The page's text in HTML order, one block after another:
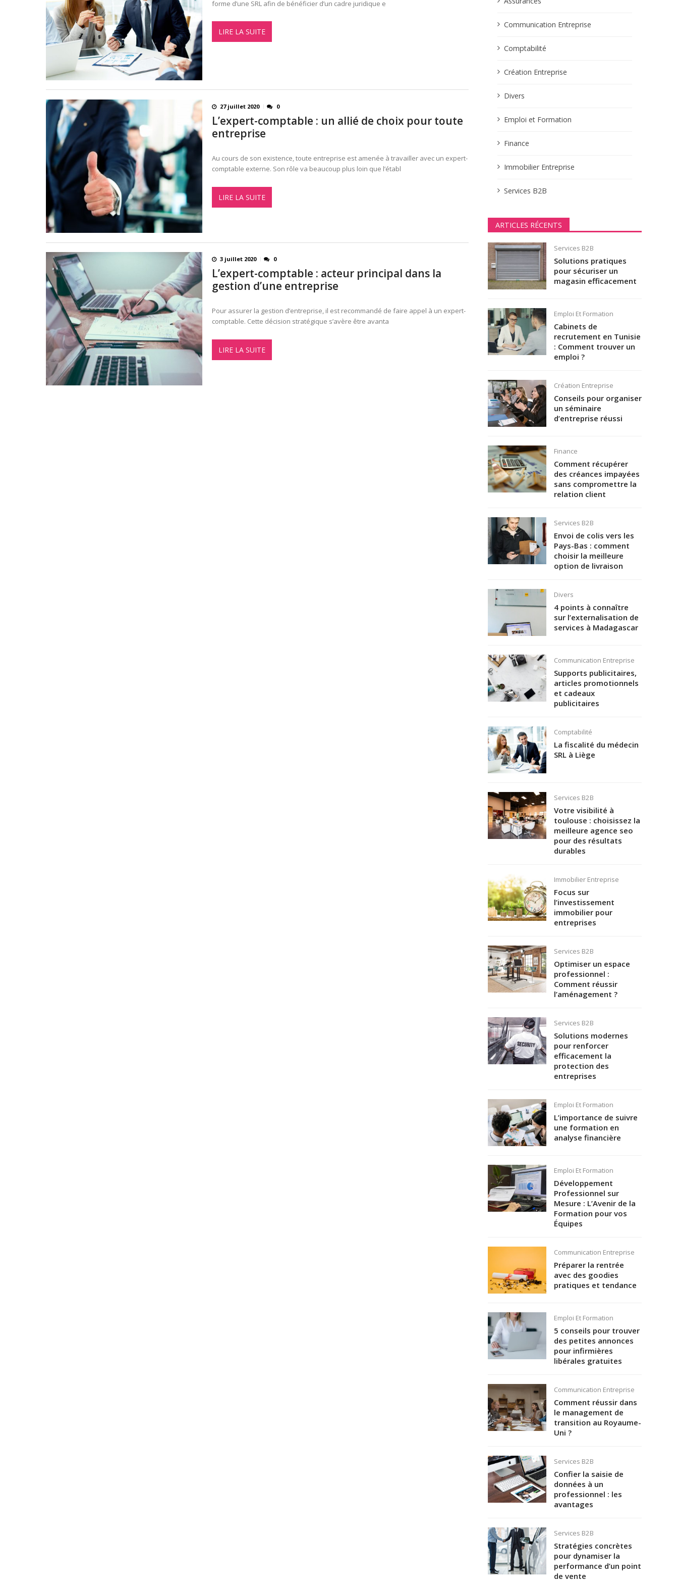
forme d’une SRL afin de bénéficier d’un cadre juridique e
LIRE LA SUITE
27 juillet 2020 0
L’expert-comptable : un allié de choix pour toute
entreprise
Au cours de son existence, toute entreprise est amenée à travailler avec un expert-
comptable externe. Son rôle va beaucoup plus loin que l’établ
LIRE LA SUITE
3 juillet 2020 0
L’expert-comptable : acteur principal dans la
gestion d’une entreprise
Pour assurer la gestion d’entreprise, il est recommandé de faire appel à un expert-
comptable. Cette décision stratégique s’avère être avanta
LIRE LA SUITE
Communication Entreprise
Comptabilité
Création Entreprise
Divers
Emploi et Formation
Finance
Immobilier Entreprise
Services B2B
ARTICLES RÉCENTS
Services B2B
Solutions pratiques
pour sécuriser un
magasin efficacement
Emploi Et Formation
Cabinets de
recrutement en Tunisie
: Comment trouver un
emploi ?
Création Entreprise
Conseils pour organiser
un séminaire
d’entreprise réussi
Finance
Comment récupérer
des créances impayées
sans compromettre la
relation client
Services B2B
Envoi de colis vers les
Pays-Bas : comment
choisir la meilleure
option de livraison
Divers
4 points à connaître
sur l’externalisation de
services à Madagascar
Communication Entreprise
Supports publicitaires,
articles promotionnels
et cadeaux
publicitaires
Comptabilité
La fiscalité du médecin
SRL à Liège
Services B2B
Votre visibilité à
toulouse : choisissez la
meilleure agence seo
pour des résultats
durables
Immobilier Entreprise
Focus sur
l’investissement
immobilier pour
entreprises
Services B2B
Optimiser un espace
professionnel :
Comment réussir
l’aménagement ?
Services B2B
Solutions modernes
pour renforcer
efficacement la
protection des
entreprises
Emploi Et Formation
L’importance de suivre
une formation en
analyse financière
Emploi Et Formation
Développement
Professionnel sur
Mesure : L’Avenir de la
Formation pour vos
Équipes
Communication Entreprise
Préparer la rentrée
avec des goodies
pratiques et tendance
Emploi Et Formation
5 conseils pour trouver
des petites annonces
pour infirmières
libérales gratuites
Communication Entreprise
Comment réussir dans
le management de
transition au Royaume-
Uni ?
Services B2B
Confier la saisie de
données à un
professionnel : les
avantages
Services B2B
Stratégies concrètes
pour dynamiser la
performance d’un point
de vente